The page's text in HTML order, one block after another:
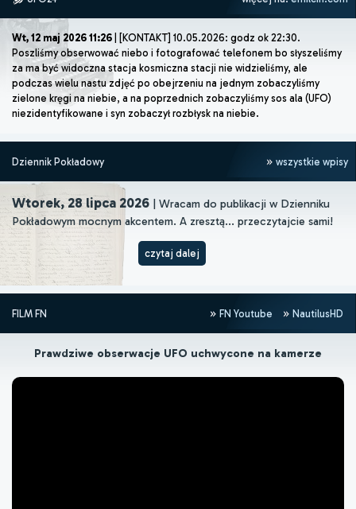
Wt, 12 maj 2026 11:26 | [KONTAKT] 10.05.2026: godz ok 22:30.
Poszliśmy obserwować niebo i fotografować telefonem bo słyszeliśmy
za ma być widoczna stacja kosmiczna stacji nie widzieliśmy, ale
podczas wielu nastu zdjęć po obejrzeniu na jednym zobaczyliśmy
zielone kręgi na niebie, a na poprzednich zobaczyliśmy sos ala (UFO)
niezidentyfikowane i syn zobaczył rozbłysk na niebie.
Dziennik Pokładowy wszystkie wpisy
Wtorek, 28 lipca 2026 | Wracam do publikacji w Dzienniku
Pokładowym mocnym akcentem. A zresztą... przeczytajcie sami!
czytaj dalej
FILM FN FN Youtube NautilusHD
Prawdziwe obserwacje UFO uchwycone na kamerze